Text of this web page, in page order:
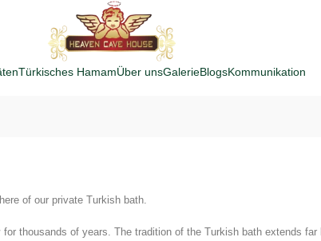
Türkisches HamamÜber unsGalerieBlogsKommunikation
of our private Turkish bath.
thousands of years. The tradition of the Turkish bath extends